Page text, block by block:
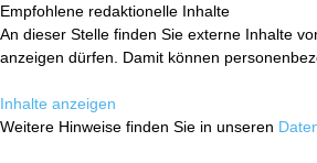
Empfohlene redaktionelle Inhalte
An dieser Stelle finden Sie externe Inhalte
anzeigen dürfen. Damit können
Inhalte anzeigen
Weitere Hinweise finden Sie in unseren